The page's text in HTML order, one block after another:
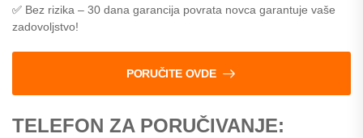
✅ Bez rizika – 30 dana garancija povrata novca garantuje vaše
zadovoljstvo!
PORUČITE OVDE
TELEFON ZA PORUČIVANJE: